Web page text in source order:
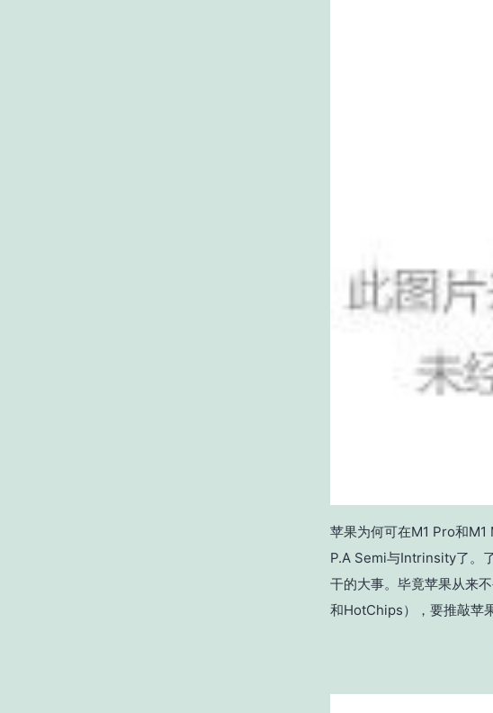
苹果为何可在M1 Pro和M1
P.A Semi与Intrinsity了。
干的大事。毕竟苹果从来
和HotChips），要推敲苹